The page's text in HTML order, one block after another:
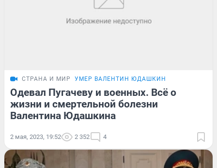
СТРАНА И МИР УМЕР ВАЛЕНТИН ЮДАШКИН
Одевал Пугачеву и военных. Всё о
жизни и смертельной болезни
Валентина Юдашкина
2 мая, 2023, 19:52 2 352 4